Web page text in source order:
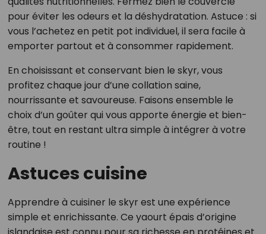
pour éviter les odeurs et la déshydratation. Astuce : si
vous l’achetez en petit pot individuel, il sera facile à
emporter partout et à consommer rapidement.
En choisissant et conservant bien le skyr, vous
profitez chaque jour d’une collation saine,
nourrissante et savoureuse. Faisons ensemble le
choix d’un goûter qui vous apporte énergie et bien-
être, tout en restant ultra simple à intégrer à votre
routine !
Astuces cuisine
Apprendre à cuisiner le skyr est une expérience
simple et enrichissante. Ce yaourt épais d’origine